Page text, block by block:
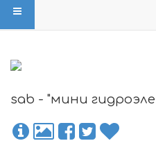
sab - "мини